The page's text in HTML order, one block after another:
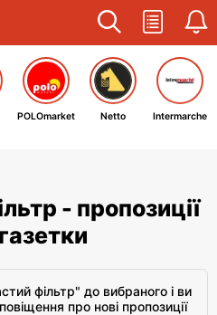
POLOmarket Netto Intermarche
- пропозиції
фільтр" до вибраного і ви
про нові пропозиції